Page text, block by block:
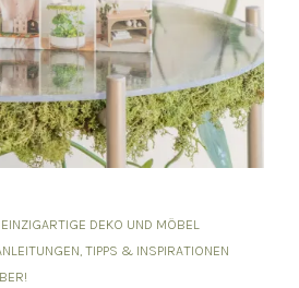
DEKO UND MÖBEL
TIPPS & INSPIRATIONEN